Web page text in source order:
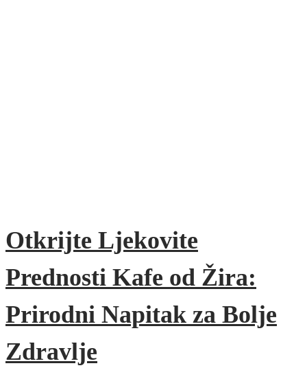
Otkrijte Ljekovite
Prednosti Kafe od Žira:
Prirodni Napitak za
Bolje Zdravlje